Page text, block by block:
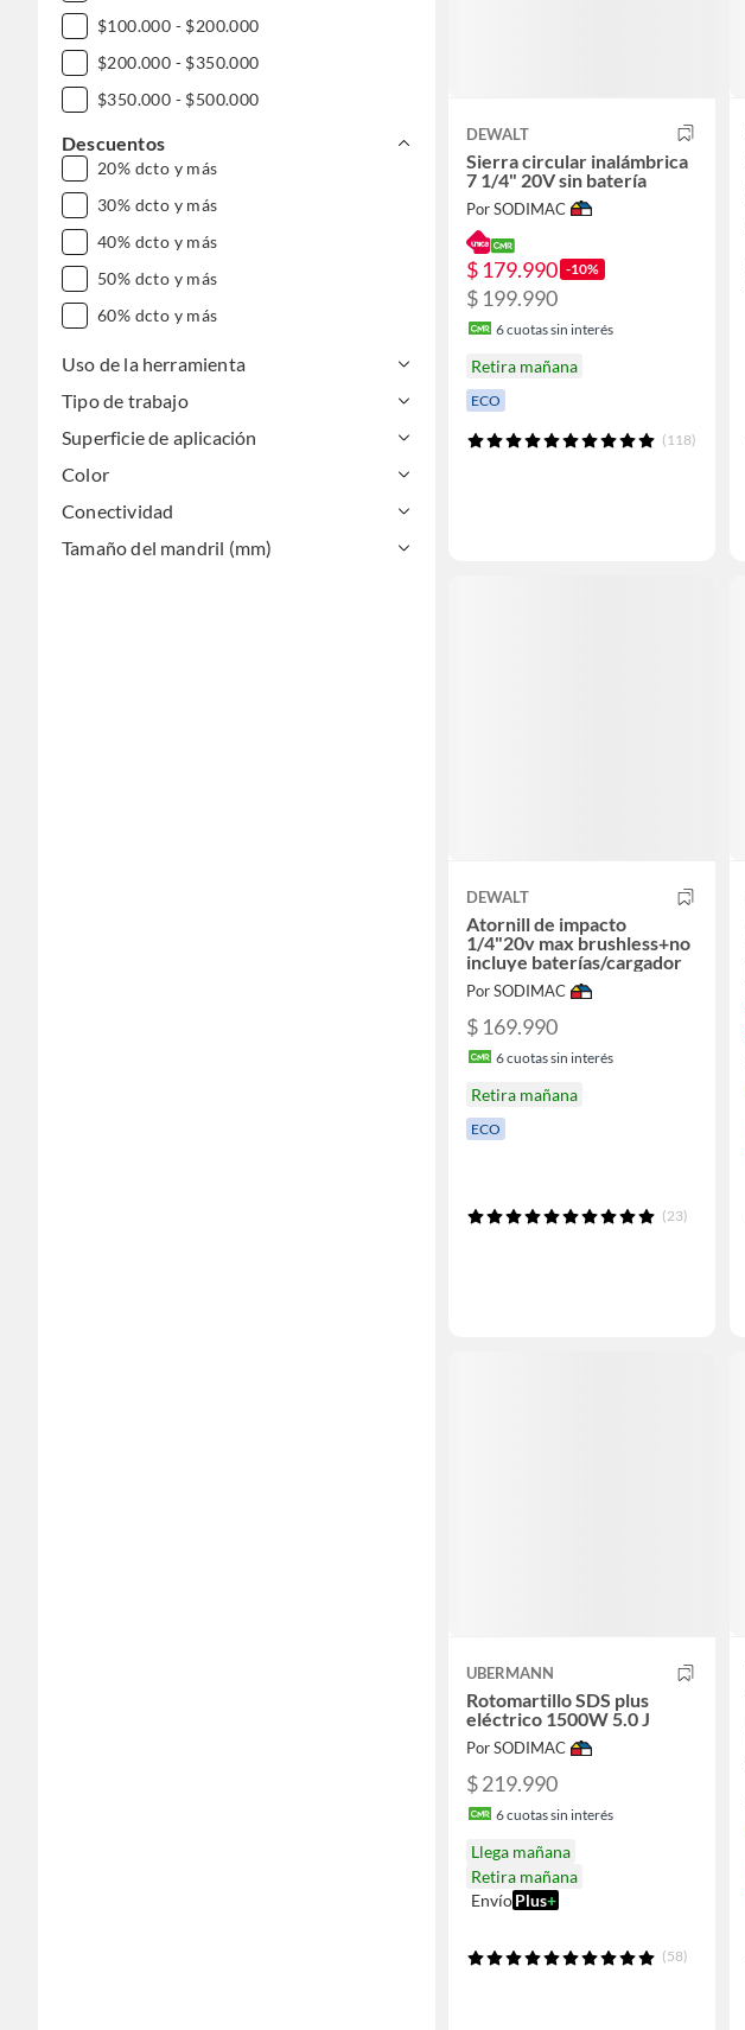
$100.000 - $200.000
$200.000 - $350.000
$350.000 - $500.000
$500.000 - $1.000.000
DESDE $1.000.000
Descuentos
20% dcto y más
30% dcto y más
40% dcto y más
50% dcto y más
60% dcto y más
Uso de la herramienta
Tipo de trabajo
Superficie de aplicación
Color
Conectividad
Tamaño del mandril (mm)
DEWALT
Sierra circular inalámbrica
7 1/4" 20V sin batería
Por SODIMAC
$ 179.990 -10%
$ 199.990
6cuotas sin interés
Retira mañana
ECO
(118)
DEWALT
Atornill de impacto
1/4"20v max brushless+no
incluye baterías/cargador
Por SODIMAC
$ 169.990
6cuotas sin interés
Retira mañana
ECO
(23)
UBERMANN
Rotomartillo SDS plus
eléctrico 1500W 5.0 J
Por SODIMAC
$ 219.990
6cuotas sin interés
Llega mañana
Retira mañana
EnvíoPlus+
(58)